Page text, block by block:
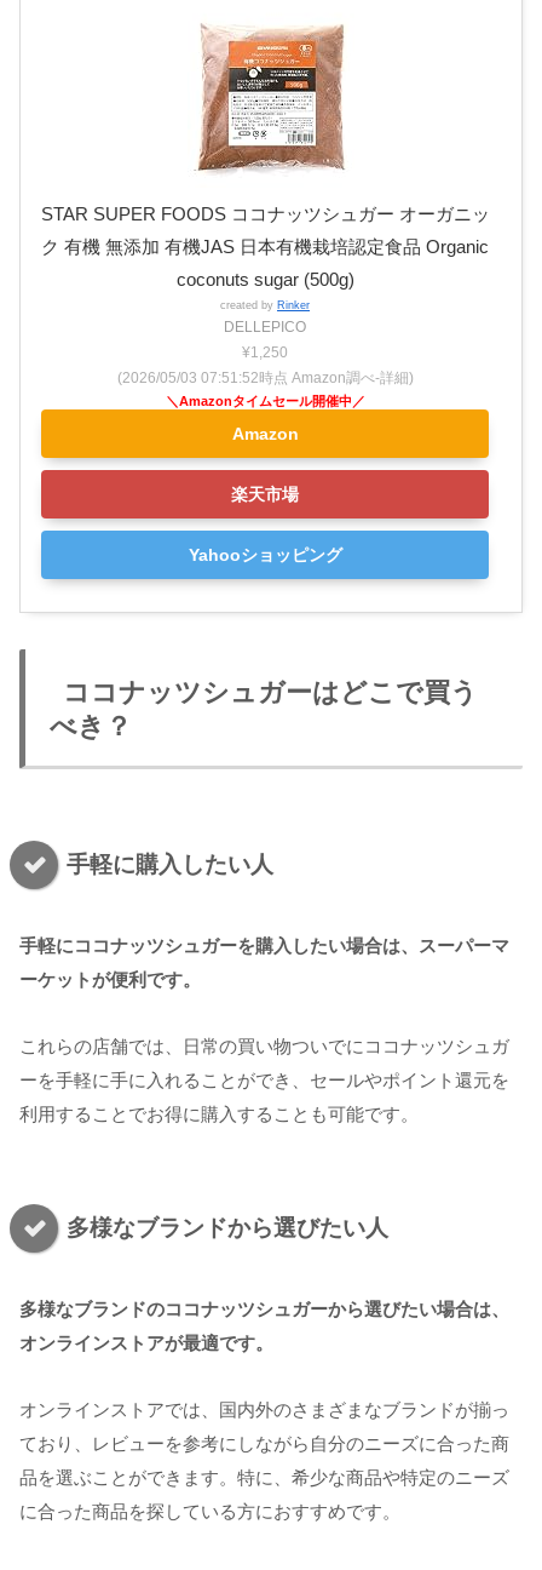
STAR SUPER FOODS ココナッツシュガー オーガニッ
ク 有機 無添加 有機JAS 日本有機栽培認定食品 Organic
coconuts sugar (500g)
created by Rinker
DELLEPICO
¥1,250
(2026/05/03 07:51:52時点 Amazon調べ-詳細)
Amazon
楽天市場
Yahooショッピング
ココナッツシュガーはどこで買う
べき？
手軽に購入したい人
手軽にココナッツシュガーを購入したい場合は、スーパーマ
ーケットが便利です。
これらの店舗では、日常の買い物ついでにココナッツシュガ
ーを手軽に手に入れることができ、セールやポイント還元を
利用することでお得に購入することも可能です。
多様なブランドから選びたい人
多様なブランドのココナッツシュガーから選びたい場合は、
オンラインストアが最適です。
オンラインストアでは、国内外のさまざまなブランドが揃っ
ており、レビューを参考にしながら自分のニーズに合った商
品を選ぶことができます。特に、希少な商品や特定のニーズ
に合った商品を探している方におすすめです。